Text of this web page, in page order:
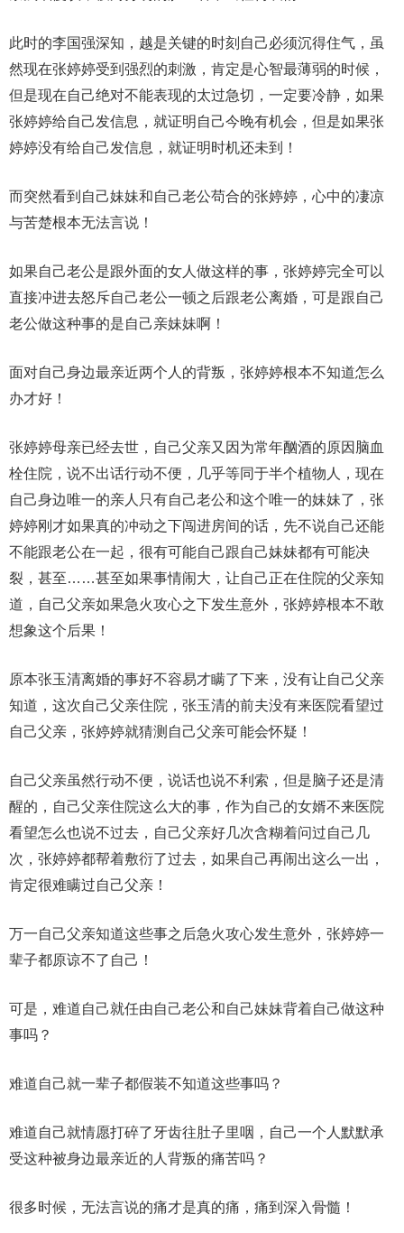
此时的李国强深知，越是关键的时刻自己必须沉得住气，虽
然现在张婷婷受到强烈的刺激，肯定是心智最薄弱的时候，
但是现在自己绝对不能表现的太过急切，一定要冷静，如果
张婷婷给自己发信息，就证明自己今晚有机会，但是如果张
婷婷没有给自己发信息，就证明时机还未到！
而突然看到自己妹妹和自己老公苟合的张婷婷，心中的凄凉
与苦楚根本无法言说！
如果自己老公是跟外面的女人做这样的事，张婷婷完全可以
直接冲进去怒斥自己老公一顿之后跟老公离婚，可是跟自己
老公做这种事的是自己亲妹妹啊！
面对自己身边最亲近两个人的背叛，张婷婷根本不知道怎么
办才好！
张婷婷母亲已经去世，自己父亲又因为常年酗酒的原因脑血
栓住院，说不出话行动不便，几乎等同于半个植物人，现在
自己身边唯一的亲人只有自己老公和这个唯一的妹妹了，张
婷婷刚才如果真的冲动之下闯进房间的话，先不说自己还能
不能跟老公在一起，很有可能自己跟自己妹妹都有可能决
裂，甚至……甚至如果事情闹大，让自己正在住院的父亲知
道，自己父亲如果急火攻心之下发生意外，张婷婷根本不敢
想象这个后果！
原本张玉清离婚的事好不容易才瞒了下来，没有让自己父亲
知道，这次自己父亲住院，张玉清的前夫没有来医院看望过
自己父亲，张婷婷就猜测自己父亲可能会怀疑！
自己父亲虽然行动不便，说话也说不利索，但是脑子还是清
醒的，自己父亲住院这么大的事，作为自己的女婿不来医院
看望怎么也说不过去，自己父亲好几次含糊着问过自己几
次，张婷婷都帮着敷衍了过去，如果自己再闹出这么一出，
肯定很难瞒过自己父亲！
万一自己父亲知道这些事之后急火攻心发生意外，张婷婷一
辈子都原谅不了自己！
可是，难道自己就任由自己老公和自己妹妹背着自己做这种
事吗？
难道自己就一辈子都假装不知道这些事吗？
难道自己就情愿打碎了牙齿往肚子里咽，自己一个人默默承
受这种被身边最亲近的人背叛的痛苦吗？
很多时候，无法言说的痛才是真的痛，痛到深入骨髓！